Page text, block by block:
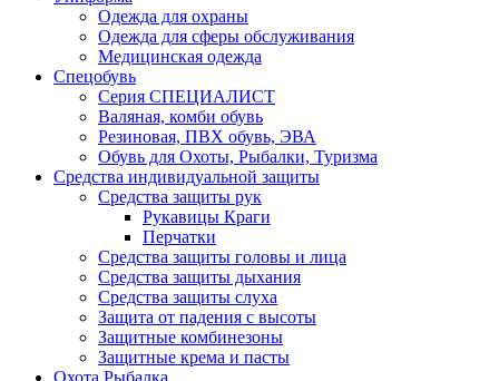
Одежда для охраны
Одежда для сферы обслуживания
Медицинская одежда
Спецобувь
Серия СПЕЦИАЛИСТ
Валяная, комби обувь
Резиновая, ПВХ обувь, ЭВА
Обувь для Охоты, Рыбалки, Туризма
Средства индивидуальной защиты
Средства защиты рук
Рукавицы Краги
Перчатки
Средства защиты головы и лица
Средства защиты дыхания
Средства защиты слуха
Защита от падения с высоты
Защитные комбинезоны
Защитные крема и пасты
Охота Рыбалка